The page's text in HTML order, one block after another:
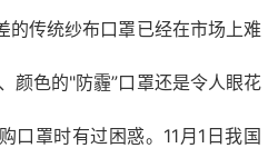
的传统纱布口罩已经在市场上难
颜色的"防霾”口罩还是令人眼花
口罩时有过困惑。11月1日我国